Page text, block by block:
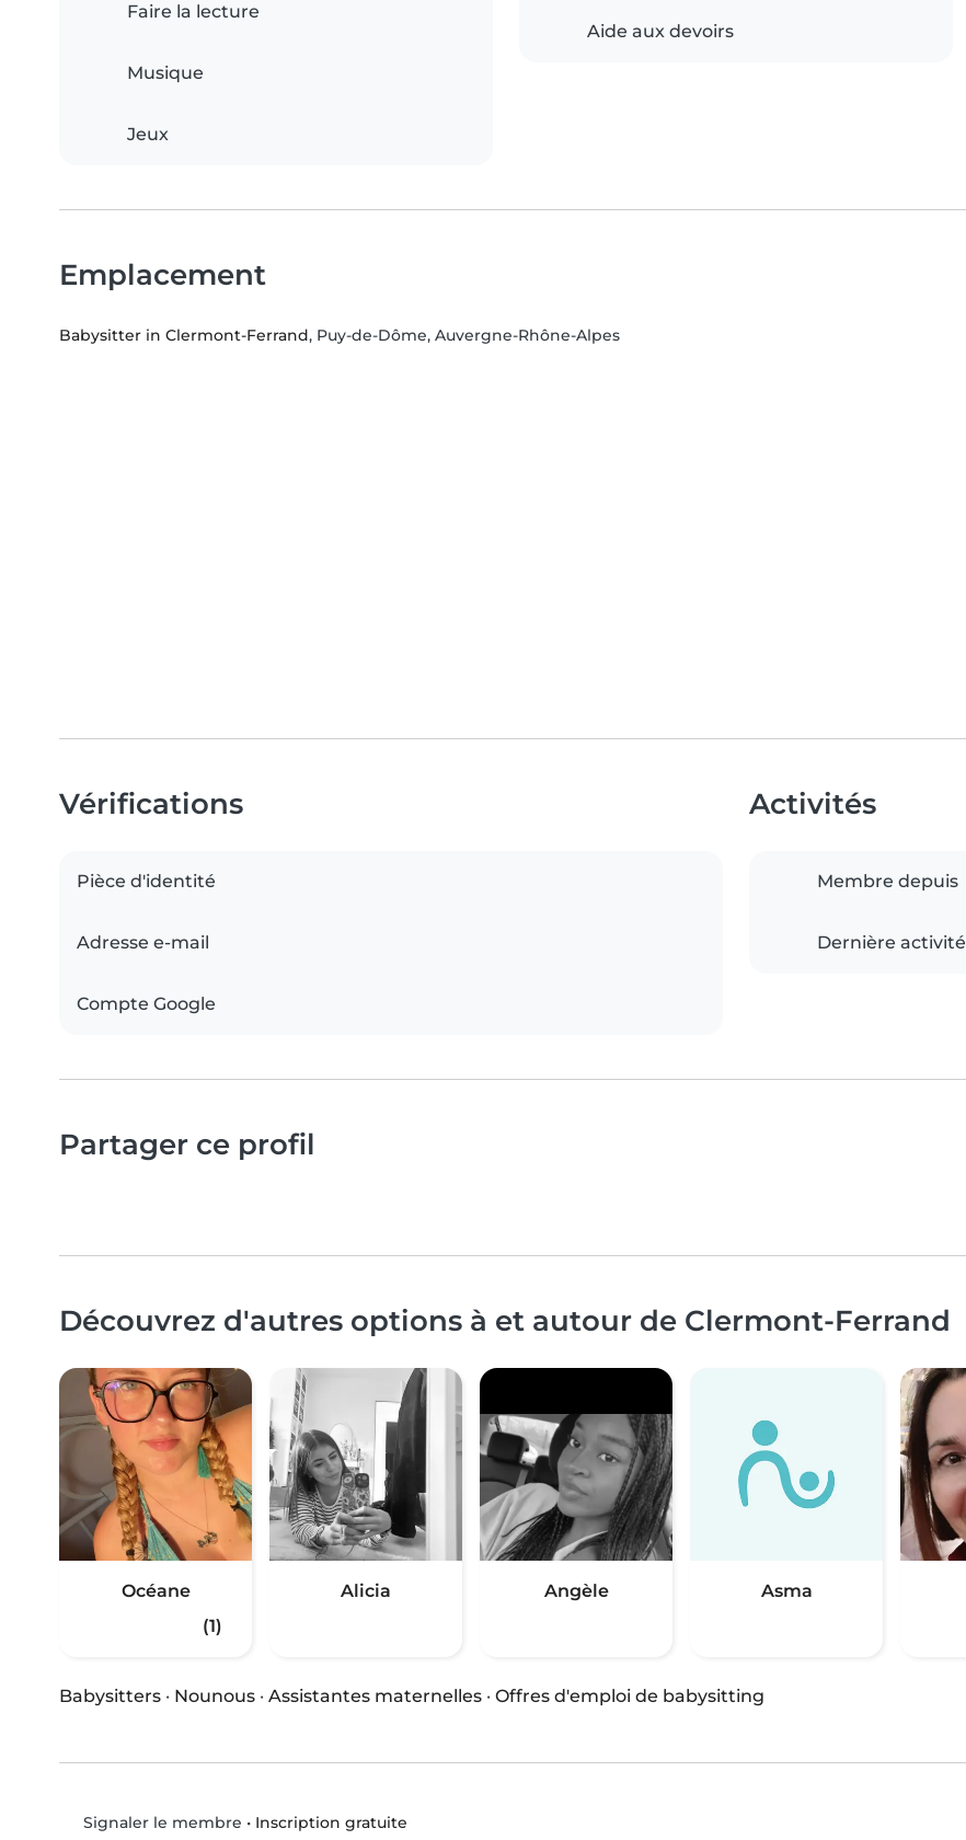
Faire la lecture
Musique
Jeux
Aide aux devoirs
Emplacement
Babysitter in Clermont-Ferrand, Puy-de-Dôme, Auvergne-Rhône-Alpes
Vérifications
Pièce d'identité
Adresse e-mail
Compte Google
Activités
Membre depuis
Dernière activité
Partager ce profil
Découvrez d'autres options à et autour de Clermont-Ferrand
Océane
(1)
Alicia Angèle Asma
Babysitters · Nounous · Assistantes maternelles · Offres d'emploi de babysitting
Signaler le membre • Inscription gratuite